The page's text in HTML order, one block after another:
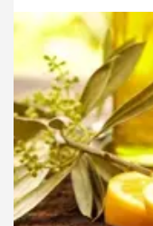
19.10.2025 Sağlık